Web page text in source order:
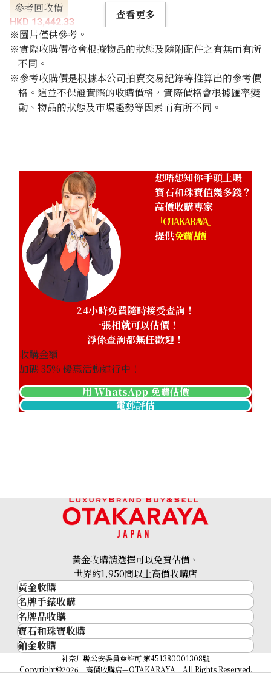
參考回收價
HKD 13,442.33
查看更多
※圖片僅供參考。
※實際收購價格會根據物品的狀態及隨附配件之有無而有所
不同。
※參考收購價是根據本公司拍賣交易紀錄等推算出的參考價
格。這並不保證實際的收購價格，實際價格會根據匯率變
動、物品的狀態及市場趨勢等因素而有所不同。
想唔想知你手頭上嘅
寶石和珠寶值幾多錢？
高價收購專家
「OTAKARAYA」
提供免費估價
24小時免費隨時接受查詢！
一張相就可以估價！
淨係查詢都無任歡迎！
收購金額
加碼35% 優惠活動進行中！
用 WhatsApp 免費估價
電郵評估
黃金收購請選擇可以免費估價、
世界約1,950間以上高價收購店
黃金收購
黃金･金條
金條
金幣及銀幣
過去十年黃金價格
金飾
名牌手錶收購
名牌手錶收購
勞力士 (Rolex)
Patek Philippe
Audemars Piguet
名牌品收購
名牌品收購
HERMES
LOUIS VUITTON
寶石和珠寶收購
寶石和珠寶
鉑金收購
神奈川縣公安委員會許可 第451380001308號
Copyright©2026 高價收購店—OTAKARAYA All Rights Reserved.